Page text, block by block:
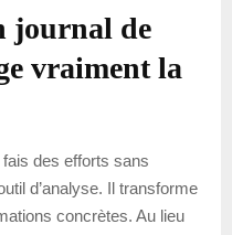
journal de
vraiment la
des efforts sans
d’analyse. Il transforme
concrètes. Au lieu